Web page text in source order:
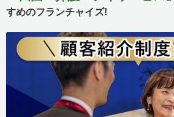
すめのフランチャイズ!